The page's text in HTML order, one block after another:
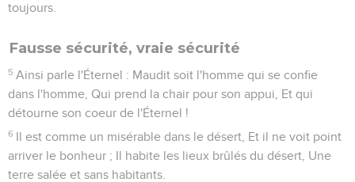
toujours.
Fausse sécurité, vraie sécurité
5 Ainsi parle l'Éternel : Maudit soit l'homme qui se confie
dans l'homme, Qui prend la chair pour son appui, Et qui
détourne son coeur de l'Éternel !
6 Il est comme un misérable dans le désert, Et il ne voit point
arriver le bonheur ; Il habite les lieux brûlés du désert, Une
terre salée et sans habitants.